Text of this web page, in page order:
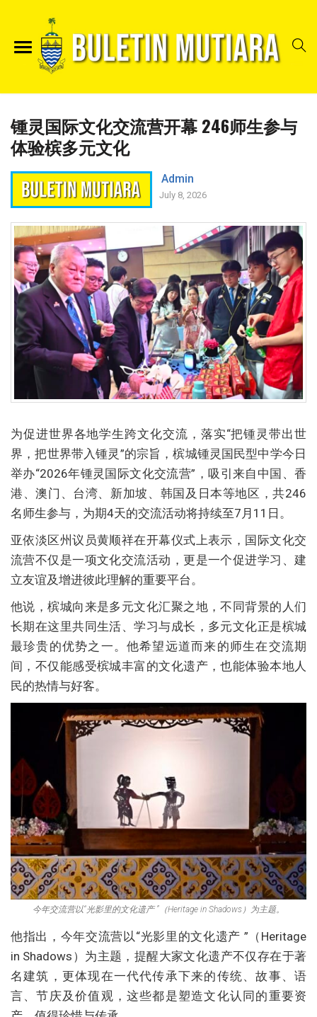
锺灵国际文化交流营开幕 246师生参与
体验槟多元文化
Admin
July 8, 2026
为促进世界各地学生跨文化交流，落实“把锺灵带出世
界，把世界带入锺灵”的宗旨，槟城锺灵国民型中学今日
举办“2026年锺灵国际文化交流营”，吸引来自中国、香
港、澳门、台湾、新加坡、韩国及日本等地区，共246
名师生参与，为期4天的交流活动将持续至7月11日。
亚依淡区州议员黄顺祥在开幕仪式上表示，国际文化交
流营不仅是一项文化交流活动，更是一个促进学习、建
立友谊及增进彼此理解的重要平台。
他说，槟城向来是多元文化汇聚之地，不同背景的人们
长期在这里共同生活、学习与成长，多元文化正是槟城
最珍贵的优势之一。他希望远道而来的师生在交流期
间，不仅能感受槟城丰富的文化遗产，也能体验本地人
民的热情与好客。
今年交流营以“光影里的文化遗产 ”（Heritage in Shadows）为主题。
他指出，今年交流营以“光影里的文化遗产 ”（Heritage
in Shadows）为主题，提醒大家文化遗产不仅存在于著
名建筑，更体现在一代代传承下来的传统、故事、语
言、节庆及价值观，这些都是塑造文化认同的重要资